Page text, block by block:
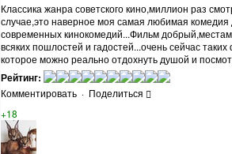
Классика жанра советского кино,миллион раз
случае,это наверное моя самая любимая
современных кинокомедий...Фильм
всяких пошлостей и гадостей...очень сейчас
которое можно реально отдохнуть душой и
Рейтинг:
Комментировать · Поделиться
+18